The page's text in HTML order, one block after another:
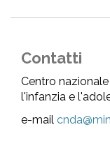
Contatti
Centro
l'infanzia e
e-mail